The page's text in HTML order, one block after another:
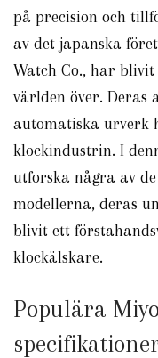
på precision och
av det japanska
Watch Co., har
världen över. Deras
automatiska urverk
klockindustrin. I
utforska några av
modellerna, deras
blivit ett
klockälskare.
Populära